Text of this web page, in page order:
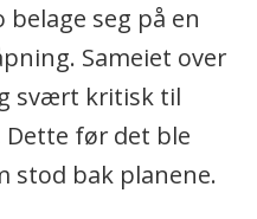
seg på en
Sameiet over
svært kritisk til
Dette før det ble
stod bak planene.